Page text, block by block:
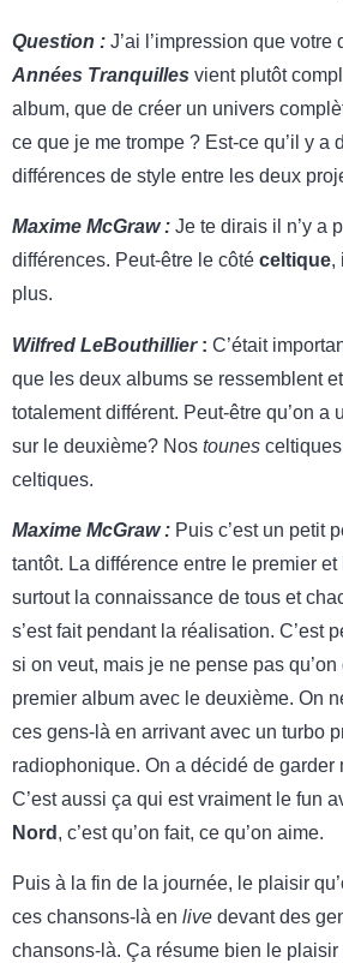
Question : J’ai l’impression que
Années Tranquilles vient plutôt
album, que de créer un univers
ce que je me trompe ? Est-ce qu’il y a
différences de style entre les deux
Maxime McGraw : Je te dirais il n’y a
différences. Peut-être le côté celtique,
plus.
Wilfred LeBouthillier: C’était
que les deux albums se ressemblent
totalement différent. Peut-être qu’on a
sur le deuxième? Nos tounes
celtiques.
Maxime McGraw : Puis c’est un petit
tantôt. La différence entre le premier et
surtout la connaissance de tous et
s’est fait pendant la réalisation. C’est
si on veut, mais je ne pense pas
premier album avec le deuxième. On
ces gens-là en arrivant avec un turbo
radiophonique. On a décidé de garder
C’est aussi ça qui est vraiment le fun
Nord , c’est qu’on fait, ce qu’on aime.
Puis à la fin de la journée, le plaisir
ces chansons-là en live devant des
chansons-là. Ça résume bien le